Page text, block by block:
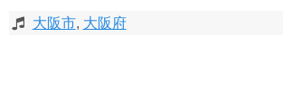
大阪市, 大阪府